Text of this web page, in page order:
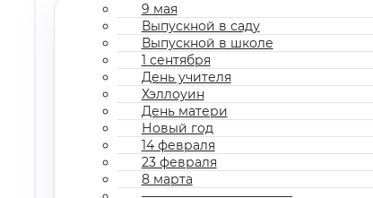
9 мая
Выпускной в саду
Выпускной в школе
1 сентября
День учителя
Хэллоуин
День матери
Новый год
14 февраля
23 февраля
8 марта